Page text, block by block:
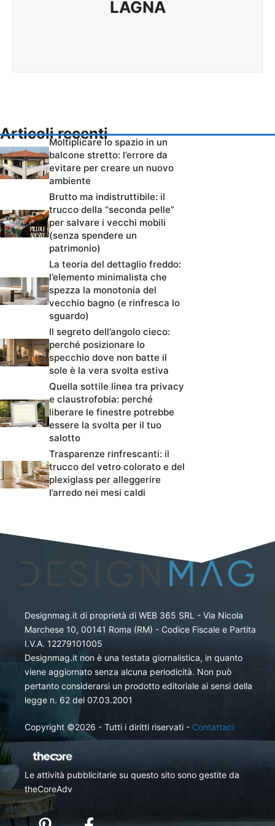
LAGNA
Articoli recenti
Moltiplicare lo spazio in un
balcone stretto: l’errore da
evitare per creare un nuovo
ambiente
Brutto ma indistruttibile: il
trucco della “seconda pelle”
per salvare i vecchi mobili
(senza spendere un
patrimonio)
La teoria del dettaglio freddo:
l’elemento minimalista che
spezza la monotonia del
vecchio bagno (e rinfresca lo
sguardo)
Il segreto dell’angolo cieco:
perché posizionare lo
specchio dove non batte il
sole è la vera svolta estiva
Quella sottile linea tra privacy
e claustrofobia: perché
liberare le finestre potrebbe
essere la svolta per il tuo
salotto
Trasparenze rinfrescanti: il
trucco del vetro colorato e del
plexiglass per alleggerire
l’arredo nei mesi caldi
Designmag.it di proprietà di WEB 365 SRL - Via Nicola
Marchese 10, 00141 Roma (RM) - Codice Fiscale e Partita
I.V.A. 12279101005
Designmag.it non è una testata giornalistica, in quanto
viene aggiornato senza alcuna periodicità. Non può
pertanto considerarsi un prodotto editoriale ai sensi della
legge n. 62 del 07.03.2001
Copyright ©2026 - Tutti i diritti riservati - Contattaci
Le attività pubblicitarie su questo sito sono gestite da
theCoreAdv